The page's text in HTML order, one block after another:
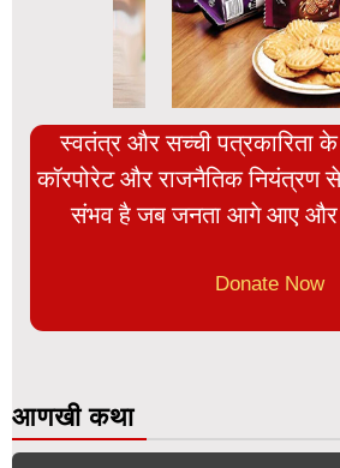
स्वतंत्र और सच्ची पत्रकारिता
कॉरपोरेट और राजनैतिक नियंत्रण
संभव है जब जनता आगे आए और
Donate Now
आणखी कथा